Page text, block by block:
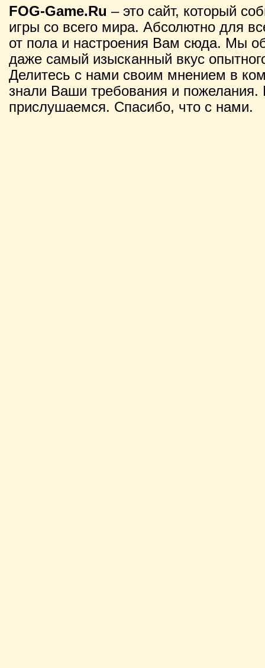
FOG-Game.Ru – это сайт, который
игры со всего мира. Абсолютно для
от пола и настроения Вам сюда. Мы
даже самый изысканный вкус
Делитесь с нами своим мнением в
знали Ваши требования и
прислушаемся. Спасибо, что с нами.